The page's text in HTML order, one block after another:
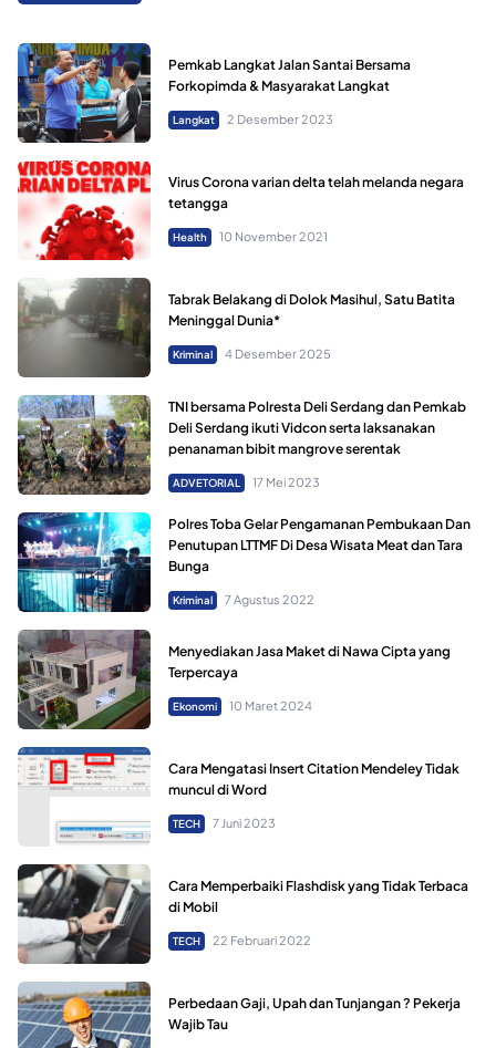
Pemkab Langkat Jalan Santai Bersama
Forkopimda & Masyarakat Langkat
Langkat 2 Desember 2023
Virus Corona varian delta telah melanda negara
tetangga
Health 10 November 2021
Tabrak Belakang di Dolok Masihul, Satu Batita
Meninggal Dunia*
Kriminal 4 Desember 2025
TNI bersama Polresta Deli Serdang dan Pemkab
Deli Serdang ikuti Vidcon serta laksanakan
penanaman bibit mangrove serentak
ADVETORIAL 17 Mei 2023
Polres Toba Gelar Pengamanan Pembukaan Dan
Penutupan LTTMF Di Desa Wisata Meat dan Tara
Bunga
Kriminal 7 Agustus 2022
Menyediakan Jasa Maket di Nawa Cipta yang
Terpercaya
Ekonomi 10 Maret 2024
Cara Mengatasi Insert Citation Mendeley Tidak
muncul di Word
TECH 7 Juni 2023
Cara Memperbaiki Flashdisk yang Tidak Terbaca
di Mobil
TECH 22 Februari 2022
Perbedaan Gaji, Upah dan Tunjangan ? Pekerja
Wajib Tau